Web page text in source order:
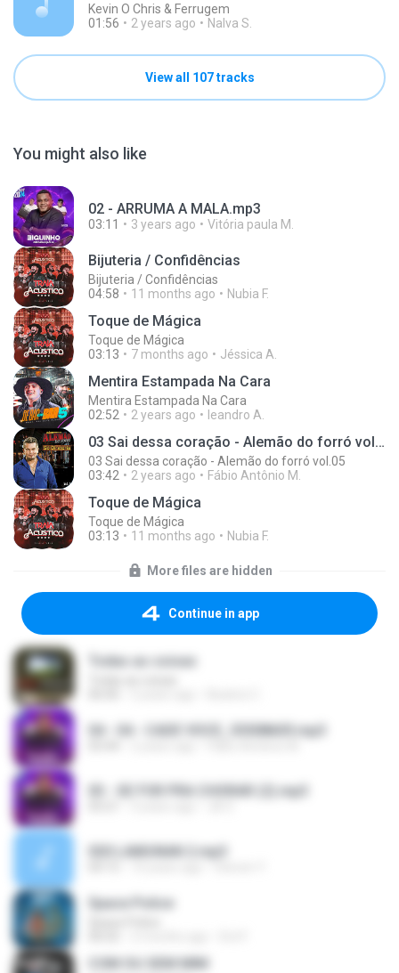
Kevin O Chris & Ferrugem
01:56
2 years ago Nalva S.
View all 107 tracks
You might also like
02 - ARRUMA A MALA.mp3
03:11 3 years ago Vitória paula M.
Bijuteria / Confidências
Bijuteria / Confidências
04:58
11 months ago Nubia F.
Toque de Mágica
Toque de Mágica
03:13
7 months ago Jéssica A.
Mentira Estampada Na Cara
Mentira Estampada Na Cara
02:52
2 years ago leandro A.
03 Sai dessa coração - Alemão do forró vol.05
03 Sai dessa coração - Alemão do forró vol.05
03:42
2 years ago Fábio Antônio M.
Toque de Mágica
Toque de Mágica
03:13
11 months ago Nubia F.
More files are hidden
Continue in app
Todas as coisas
04 - 04 - CADE VOCE_55508605.mp3
03 - SE FOR PRA CHORAR (2).mp3
020 LAMUNAN 2.mp3
Space Police
COM OU SEM MIM